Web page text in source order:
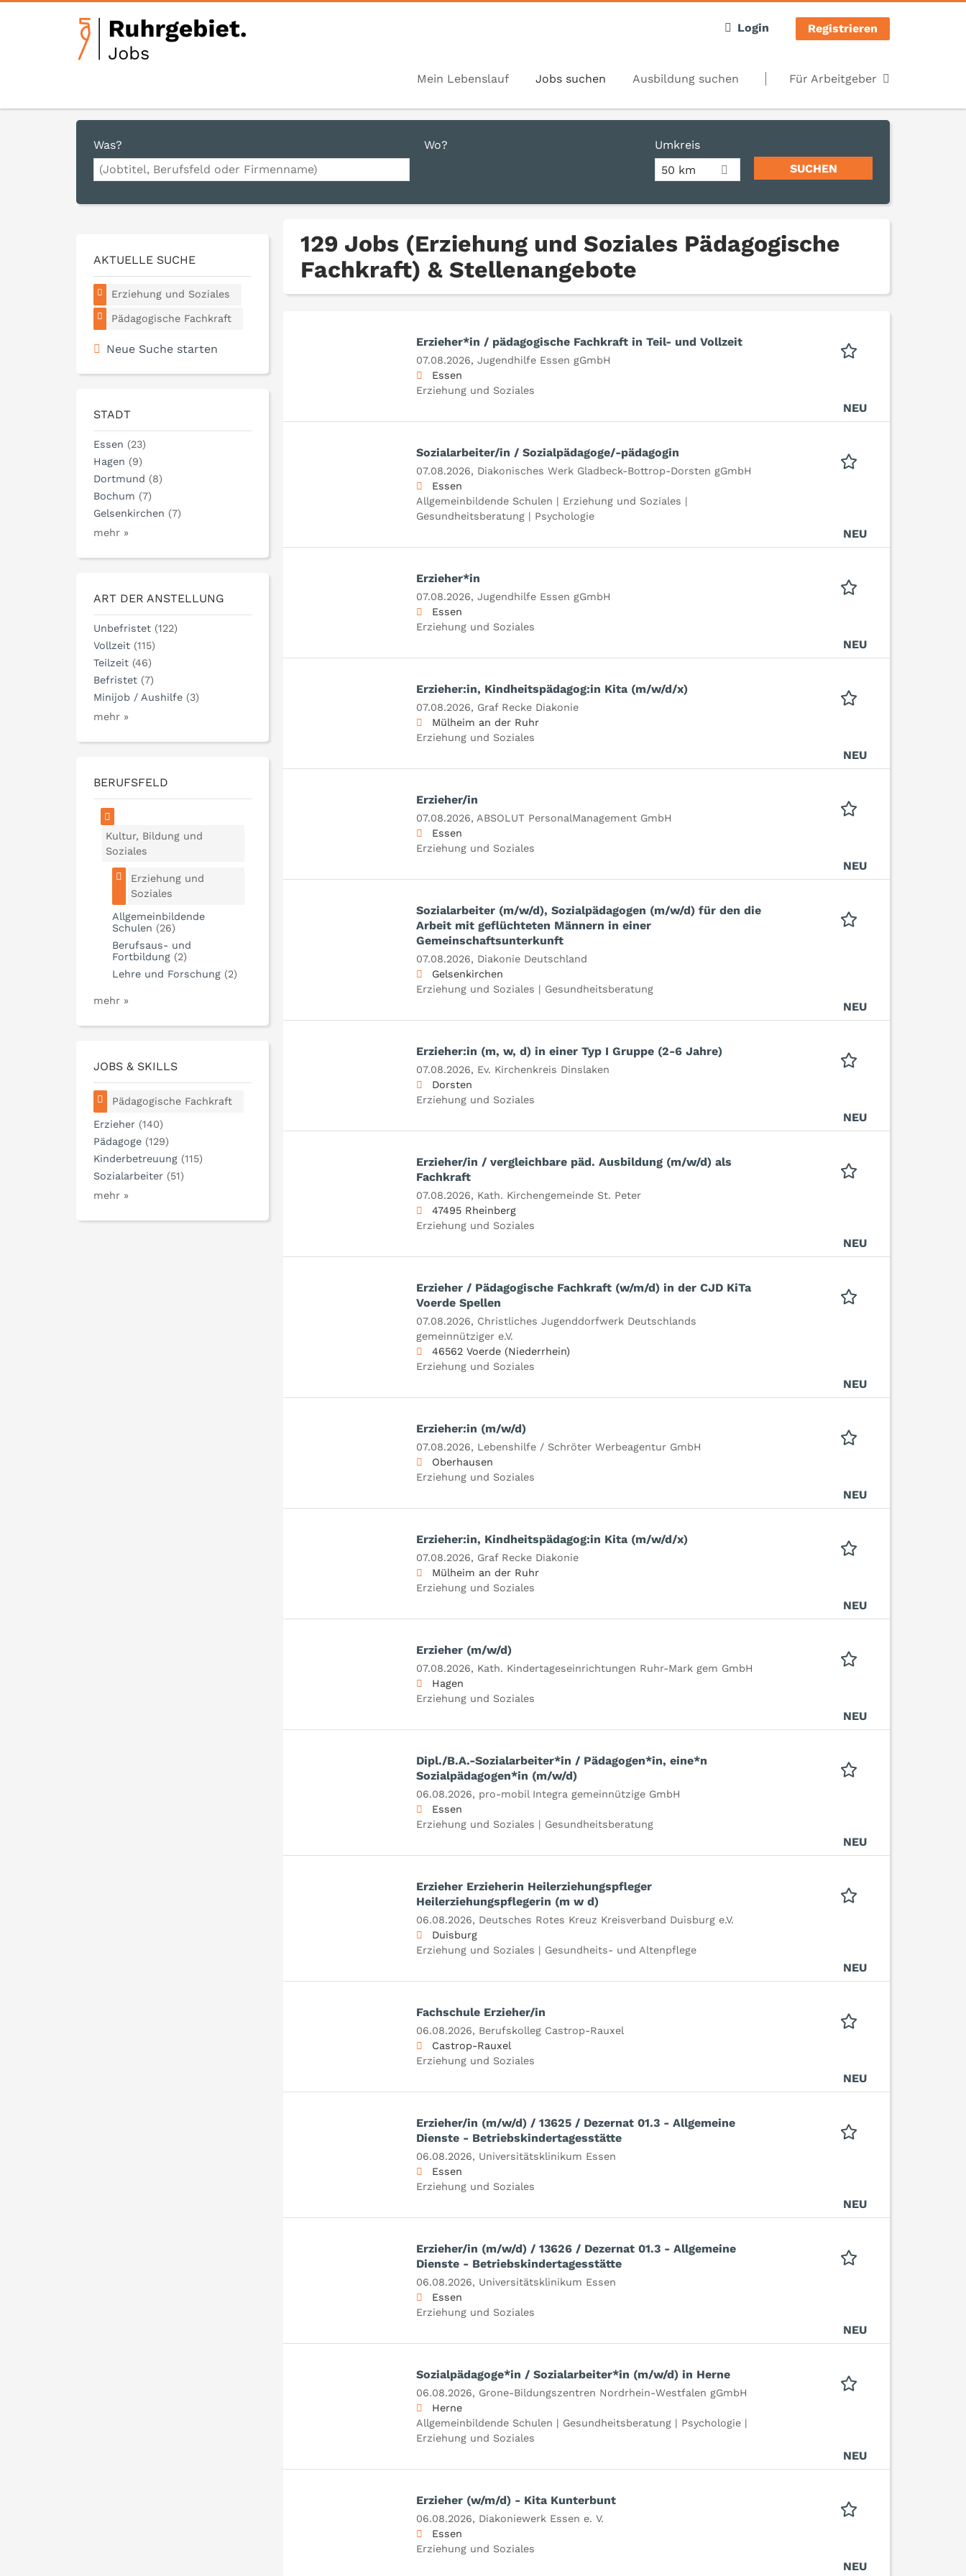
Login Registrieren
Mein Lebenslauf Jobs suchen Ausbildung suchen Für Arbeitgeber
Was? Wo?
Umkreis
50 km
129 Jobs (Erziehung und Soziales Pädagogische
Fachkraft) & Stellenangebote
Erzieher*in / pädagogische Fachkraft in Teil- und Vollzeit
07.08.2026, Jugendhilfe Essen gGmbH
Essen
Erziehung und Soziales
NEU
Sozialarbeiter/in / Sozialpädagoge/-pädagogin
07.08.2026, Diakonisches Werk Gladbeck-Bottrop-Dorsten gGmbH
Essen
Allgemeinbildende Schulen | Erziehung und Soziales |
Gesundheitsberatung | Psychologie
NEU
Erzieher*in
07.08.2026, Jugendhilfe Essen gGmbH
Essen
Erziehung und Soziales
NEU
Erzieher:in, Kindheitspädagog:in Kita (m/w/d/x)
07.08.2026, Graf Recke Diakonie
Mülheim an der Ruhr
Erziehung und Soziales
NEU
Erzieher/in
07.08.2026, ABSOLUT PersonalManagement GmbH
Essen
Erziehung und Soziales
NEU
Sozialarbeiter (m/w/d), Sozialpädagogen (m/w/d) für den die
Arbeit mit geflüchteten Männern in einer
Gemeinschaftsunterkunft
07.08.2026, Diakonie Deutschland
Gelsenkirchen
Erziehung und Soziales | Gesundheitsberatung
NEU
Erzieher:in (m, w, d) in einer Typ I Gruppe (2-6 Jahre)
07.08.2026, Ev. Kirchenkreis Dinslaken
Dorsten
Erziehung und Soziales
NEU
Erzieher/in / vergleichbare päd. Ausbildung (m/w/d) als
Fachkraft
07.08.2026, Kath. Kirchengemeinde St. Peter
47495 Rheinberg
Erziehung und Soziales
NEU
Erzieher / Pädagogische Fachkraft (w/m/d) in der CJD KiTa
Voerde Spellen
07.08.2026, Christliches Jugenddorfwerk Deutschlands
gemeinnütziger e.V.
46562 Voerde (Niederrhein)
Erziehung und Soziales
NEU
Erzieher:in (m/w/d)
07.08.2026, Lebenshilfe / Schröter Werbeagentur GmbH
Oberhausen
Erziehung und Soziales
NEU
Erzieher:in, Kindheitspädagog:in Kita (m/w/d/x)
07.08.2026, Graf Recke Diakonie
Mülheim an der Ruhr
Erziehung und Soziales
NEU
Erzieher (m/w/d)
07.08.2026, Kath. Kindertageseinrichtungen Ruhr-Mark gem GmbH
Hagen
Erziehung und Soziales
NEU
Dipl./B.A.-Sozialarbeiter*in / Pädagogen*in, eine*n
Sozialpädagogen*in (m/w/d)
06.08.2026, pro-mobil Integra gemeinnützige GmbH
Essen
Erziehung und Soziales | Gesundheitsberatung
NEU
Erzieher Erzieherin Heilerziehungspfleger
Heilerziehungspflegerin (m w d)
06.08.2026, Deutsches Rotes Kreuz Kreisverband Duisburg e.V.
Duisburg
Erziehung und Soziales | Gesundheits- und Altenpflege
NEU
Fachschule Erzieher/in
06.08.2026, Berufskolleg Castrop-Rauxel
Castrop-Rauxel
Erziehung und Soziales
NEU
Erzieher/in (m/w/d) / 13625 / Dezernat 01.3 - Allgemeine
Dienste - Betriebskindertagesstätte
06.08.2026, Universitätsklinikum Essen
Essen
Erziehung und Soziales
NEU
Erzieher/in (m/w/d) / 13626 / Dezernat 01.3 - Allgemeine
Dienste - Betriebskindertagesstätte
06.08.2026, Universitätsklinikum Essen
Essen
Erziehung und Soziales
NEU
Sozialpädagoge*in / Sozialarbeiter*in (m/w/d) in Herne
06.08.2026, Grone-Bildungszentren Nordrhein-Westfalen gGmbH
Herne
Allgemeinbildende Schulen | Gesundheitsberatung | Psychologie |
Erziehung und Soziales
NEU
Erzieher (w/m/d) - Kita Kunterbunt
06.08.2026, Diakoniewerk Essen e. V.
Essen
Erziehung und Soziales
NEU
AKTUELLE SUCHE
Erziehung und Soziales
Pädagogische Fachkraft
Neue Suche starten
STADT
Essen (23)
Hagen (9)
Dortmund (8)
Bochum (7)
Gelsenkirchen (7)
mehr »
ART DER ANSTELLUNG
Unbefristet (122)
Vollzeit (115)
Teilzeit (46)
Befristet (7)
Minijob / Aushilfe (3)
mehr »
BERUFSFELD
Kultur, Bildung und
Soziales
Erziehung und
Soziales
Allgemeinbildende
Schulen (26)
Berufsaus- und
Fortbildung (2)
Lehre und Forschung (2)
mehr »
JOBS & SKILLS
Pädagogische Fachkraft
Erzieher (140)
Pädagoge (129)
Kinderbetreuung (115)
Sozialarbeiter (51)
mehr »